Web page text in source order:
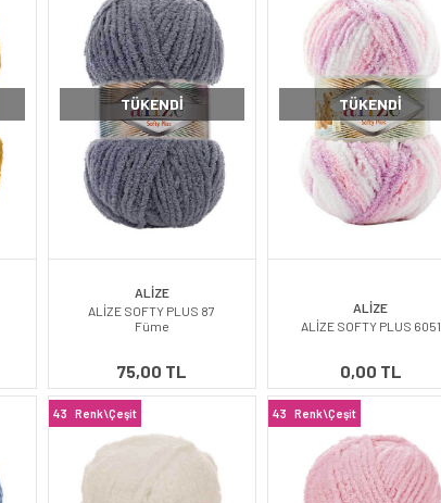
TÜKENDI
ALİZE
ALİZE SOFTY PLUS 87
Füme
75,00 TL
TÜKENDI
ALİZE
ALİZE SOFTY PLUS 6051
0,00 TL
43 Renk\Çeşit 43 Renk\Çeşit